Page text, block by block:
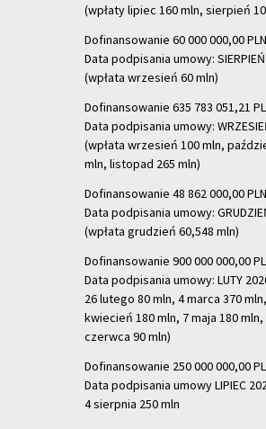
(wpłaty lipiec 160 mln, sierpień
Dofinansowanie 60 000 000,00 PLN
Data podpisania umowy:
(wpłata wrzesień 60 mln)
Dofinansowanie 635 783 051,21
Data podpisania umowy:
(wpłata wrzesień 100 mln,
mln, listopad 265 mln)
Dofinansowanie 48 862 000,00 PLN
Data podpisania umowy:
(wpłata grudzień 60,548 mln)
Dofinansowanie 900 000 000,00
Data podpisania umowy: LUTY
26 lutego 80 mln, 4 marca 370 mln,
kwiecień 180 mln, 7 maja 180 mln,
czerwca 90 mln)
Dofinansowanie 250 000 000,00
Data podpisania umowy LIPIEC
4 sierpnia 250 mln